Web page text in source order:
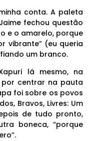
conta. A paleta
fechou questão
e o amarelo, porque
vibrante” (eu queria
um branco.
lá mesmo, na
por centrar na pauta
foi sobre os povos
Bravos, Livres: Um
de tudo pronto,
boneca, “porque